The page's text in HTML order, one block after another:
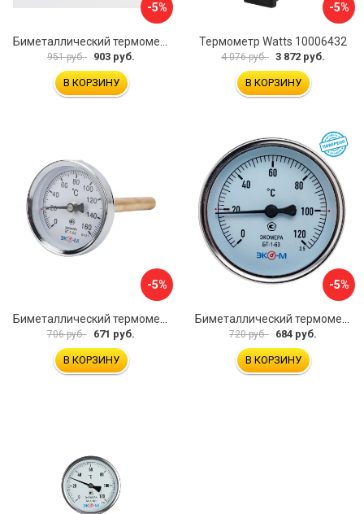
-5%
Биметаллический термометр BD ТБ 63Т/46 1161001031
951 руб. 903 руб.
В КОРЗИНУ
-5%
Термометр Watts 10006432
4 076 руб. 3 872 руб.
В КОРЗИНУ
-5%
706 руб. 671 руб.
В КОРЗИНУ
-5%
720 руб. 684 руб.
В КОРЗИНУ